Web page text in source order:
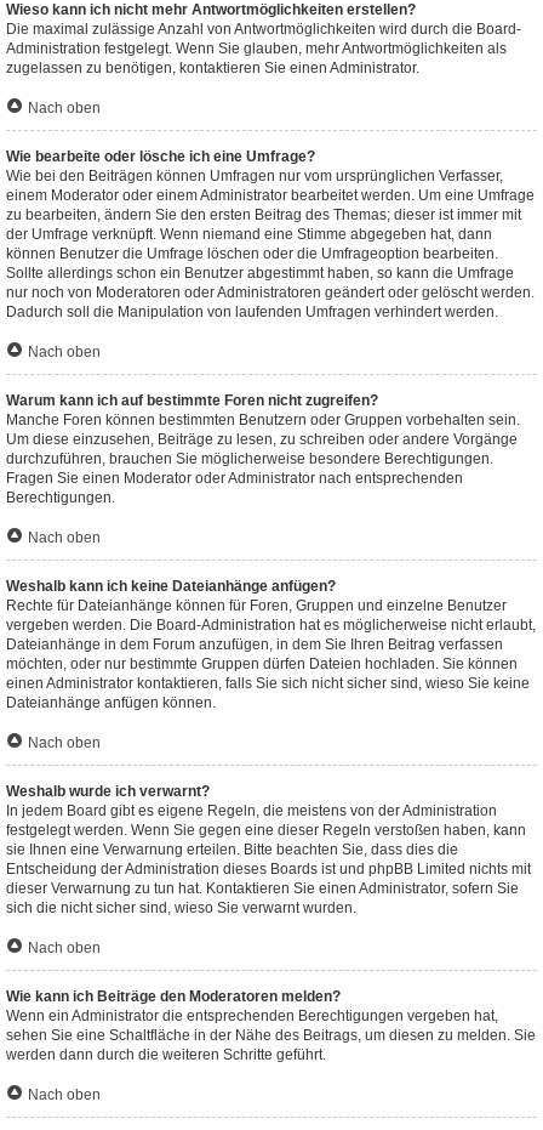
Wieso kann ich nicht mehr Antwortmöglichkeiten erstellen?
Die maximal zulässige Anzahl von Antwortmöglichkeiten wird durch die Board-
Administration festgelegt. Wenn Sie glauben, mehr Antwortmöglichkeiten als
zugelassen zu benötigen, kontaktieren Sie einen Administrator.
Nach oben
Wie bearbeite oder lösche ich eine Umfrage?
Wie bei den Beiträgen können Umfragen nur vom ursprünglichen Verfasser,
einem Moderator oder einem Administrator bearbeitet werden. Um eine Umfrage
zu bearbeiten, ändern Sie den ersten Beitrag des Themas; dieser ist immer mit
der Umfrage verknüpft. Wenn niemand eine Stimme abgegeben hat, dann
können Benutzer die Umfrage löschen oder die Umfrageoption bearbeiten.
Sollte allerdings schon ein Benutzer abgestimmt haben, so kann die Umfrage
nur noch von Moderatoren oder Administratoren geändert oder gelöscht werden.
Dadurch soll die Manipulation von laufenden Umfragen verhindert werden.
Nach oben
Warum kann ich auf bestimmte Foren nicht zugreifen?
Manche Foren können bestimmten Benutzern oder Gruppen vorbehalten sein.
Um diese einzusehen, Beiträge zu lesen, zu schreiben oder andere Vorgänge
durchzuführen, brauchen Sie möglicherweise besondere Berechtigungen.
Fragen Sie einen Moderator oder Administrator nach entsprechenden
Berechtigungen.
Nach oben
Weshalb kann ich keine Dateianhänge anfügen?
Rechte für Dateianhänge können für Foren, Gruppen und einzelne Benutzer
vergeben werden. Die Board-Administration hat es möglicherweise nicht erlaubt,
Dateianhänge in dem Forum anzufügen, in dem Sie Ihren Beitrag verfassen
möchten, oder nur bestimmte Gruppen dürfen Dateien hochladen. Sie können
einen Administrator kontaktieren, falls Sie sich nicht sicher sind, wieso Sie keine
Dateianhänge anfügen können.
Nach oben
Weshalb wurde ich verwarnt?
In jedem Board gibt es eigene Regeln, die meistens von der Administration
festgelegt werden. Wenn Sie gegen eine dieser Regeln verstoßen haben, kann
sie Ihnen eine Verwarnung erteilen. Bitte beachten Sie, dass dies die
Entscheidung der Administration dieses Boards ist und phpBB Limited nichts mit
dieser Verwarnung zu tun hat. Kontaktieren Sie einen Administrator, sofern Sie
sich die nicht sicher sind, wieso Sie verwarnt wurden.
Nach oben
Wie kann ich Beiträge den Moderatoren melden?
Wenn ein Administrator die entsprechenden Berechtigungen vergeben hat,
sehen Sie eine Schaltfläche in der Nähe des Beitrags, um diesen zu melden. Sie
werden dann durch die weiteren Schritte geführt.
Nach oben